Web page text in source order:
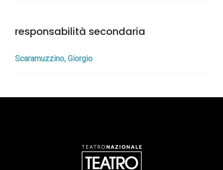
responsabilità secondaria
Scaramuzzino, Giorgio